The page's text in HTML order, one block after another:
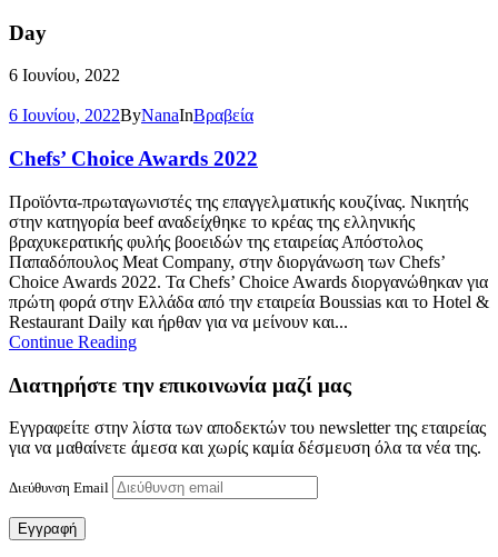
Day
6 Ιουνίου, 2022
6 Ιουνίου, 2022ByNanaInΒραβεία
Chefs’ Choice Awards 2022
Προϊόντα-πρωταγωνιστές της επαγγελματικής κουζίνας. Νικητής
στην κατηγορία beef αναδείχθηκε το κρέας της ελληνικής
βραχυκερατικής φυλής βοοειδών της εταιρείας Απόστολος
Παπαδόπουλος Meat Company, στην διοργάνωση των Chefs’
Choice Awards 2022. Τα Chefs’ Choice Awards διοργανώθηκαν για
πρώτη φορά στην Ελλάδα από την εταιρεία Boussias και το Hotel &
Restaurant Daily και ήρθαν για να μείνουν και...
Continue Reading
Διατηρήστε την επικοινωνία μαζί μας
Εγγραφείτε στην λίστα των αποδεκτών του newsletter της εταιρείας
για να μαθαίνετε άμεσα και χωρίς καμία δέσμευση όλα τα νέα της.
Διεύθυνση Email